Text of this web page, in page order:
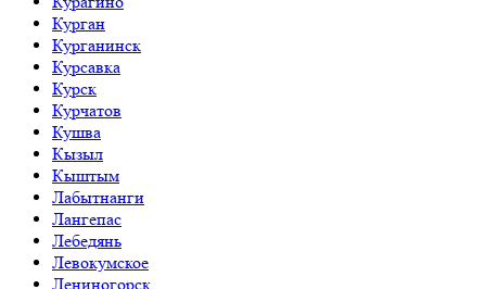
Курган
Курганинск
Курсавка
Курск
Курчатов
Кушва
Кызыл
Кыштым
Лабытнанги
Лангепас
Лебедянь
Левокумское
Лениногорск